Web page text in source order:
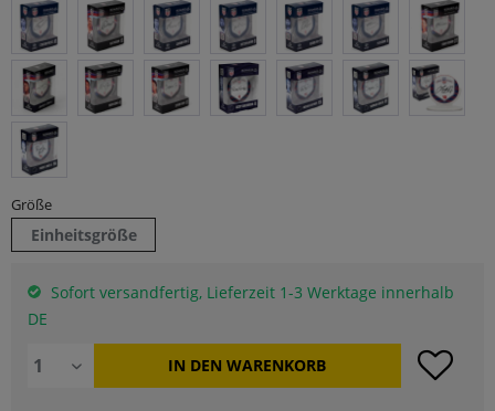
Größe
Einheitsgröße
Sofort versandfertig, Lieferzeit 1-3 Werktage innerhalb
DE
IN DEN WARENKORB